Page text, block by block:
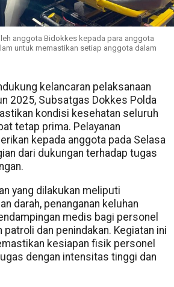
anggota Bidokkes kepada para anggota
untuk memastikan setiap anggota dalam
kelancaran pelaksanaan
2025, Subsatgas Dokkes Polda
kondisi kesehatan seluruh
tetap prima. Pelayanan
kepada anggota pada Selasa
dari dukungan terhadap tugas
yang dilakukan meliputi
darah, penanganan keluhan
medis bagi personel
patroli dan penindakan. Kegiatan ini
kesiapan fisik personel
dengan intensitas tinggi dan